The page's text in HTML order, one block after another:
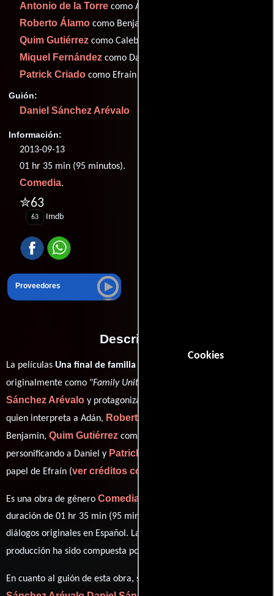
Cookies
Antonio de la Torre como Adán
Roberto Álamo como Benjamin
Quim Gutiérrez como Caleb
Miquel Fernández como Daniel
Patrick Criado como Efraín
Guión:
Daniel Sánchez Arévalo
Información:
2013-09-13
01 hr 35 min (95 minutos).
Comedia.
✮63
63 Imdb
Proveedores
Descripción
La películas Una final de familia
originalmente como "Family United
Sánchez Arévalo y protagonizada por
quien interpreta a Adán, Roberto Álamo
Benjamin, Quim Gutiérrez como Caleb,
personificando a Daniel y Patrick Criado
papel de Efraín (ver créditos completos
Es una obra de género Comedia
duración de 01 hr 35 min (95 minutos), esta película tiene
diálogos originales en Español . La banda sonora para esta
producción ha sido compuesta por
En cuanto al guión de esta obra, se encuentra a cargo de